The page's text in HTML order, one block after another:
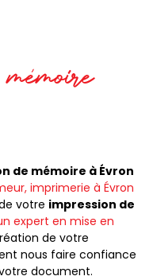
de mémoire à Évron
imprimerie à Évron
votre impression de
expert en mise en
de votre
nous faire confiance
document.